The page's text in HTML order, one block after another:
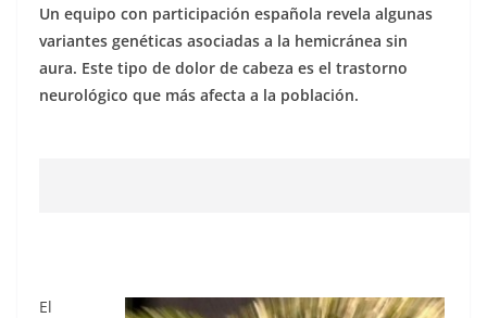
Un equipo con participación española revela algunas
variantes genéticas asociadas a la hemicránea sin
aura. Este tipo de dolor de cabeza es el trastorno
neurológico que más afecta a la población.
El